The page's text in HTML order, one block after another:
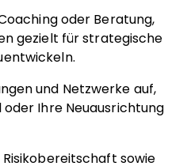
oder Beratung,
gezielt für strategische
und Netzwerke auf,
oder Ihre Neuausrichtung
Risikobereitschaft sowie